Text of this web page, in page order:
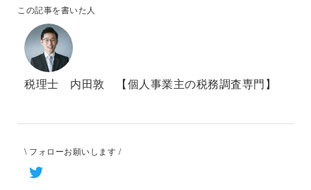
この記事を書いた人
税理士 内田敦 【個人事業主の税務調査専門】
\ フォローお願いします /